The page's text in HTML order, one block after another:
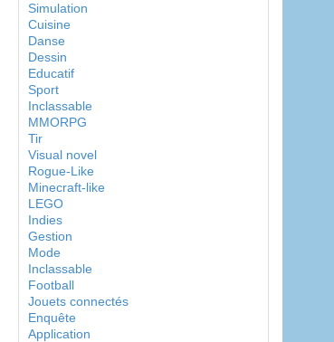
Simulation
Cuisine
Danse
Dessin
Educatif
Sport
Inclassable
MMORPG
Tir
Visual novel
Rogue-Like
Minecraft-like
LEGO
Indies
Gestion
Mode
Inclassable
Football
Jouets connectés
Enquête
Application